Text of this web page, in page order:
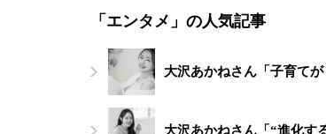
「エンタメ」の人気記事
大沢あかねさん「子育て
大沢あかねさん「“進化す